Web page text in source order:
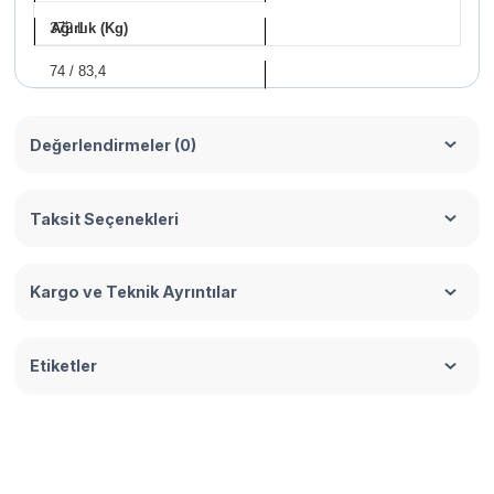
372 L
Ağırlık (Kg)
74 / 83,4
Değerlendirmeler (0)
Taksit Seçenekleri
Kargo ve Teknik Ayrıntılar
Etiketler